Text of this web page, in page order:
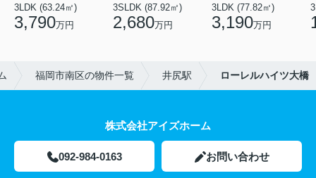
3LDK (63.24㎡)
3,790万円
3SLDK (87.92㎡)
2,680万円
3LDK (77.82㎡)
3,190万円
福岡市南区の物件一覧 井尻駅 ローレルハイツ大橋
株式会社アイズホーム
092-984-0163 お問い合わせ